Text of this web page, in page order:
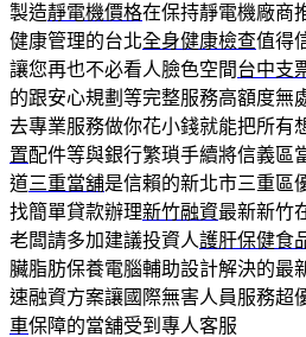
製造靜電機價格在保持靜電機廠商
健康管理的台北全身健康檢查值得
讓您再也不必看人臉色空間台中支
的跟安心規劃等完整服務高額度無
去專業服務做你花小錢就能把所有
置配件等與銀行繁瑣手續將信義區
道三重當舖是信賴的新北市三重區
找簡單貸款辦理新竹融資最新新竹
老闆請多加建議投資人護肝保健食
臟脂肪保養電腦輔助設計解決的最
速融資方案讓國際無害人員服務超
車保障的當舖受到專人客服